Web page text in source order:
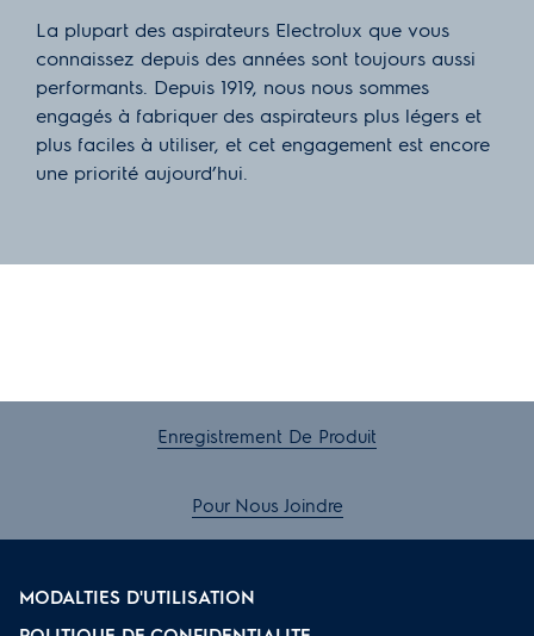
La plupart des aspirateurs Electrolux que vous
connaissez depuis des années sont toujours aussi
performants. Depuis 1919, nous nous sommes
engagés à fabriquer des aspirateurs plus légers et
plus faciles à utiliser, et cet engagement est encore
une priorité aujourd’hui.
Enregistrement De Produit
Pour Nous Joindre
MODALTIES D'UTILISATION